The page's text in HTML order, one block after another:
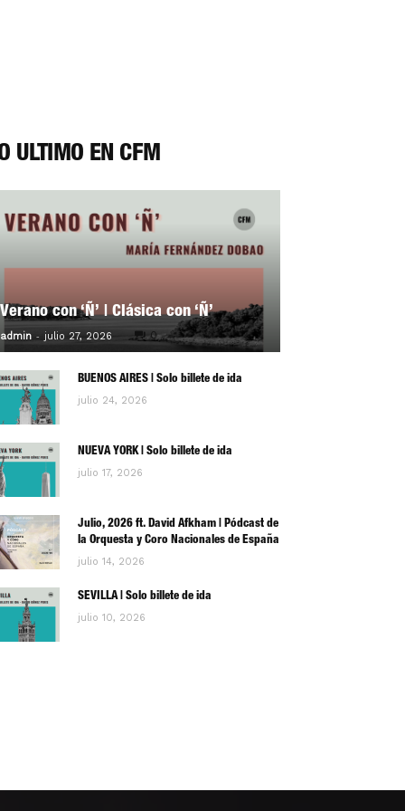
ÚLTIMO EN CFM
Verano con ‘Ñ’ | Clásica con ‘Ñ’
admin - julio 27, 2026 0
BUENOS AIRES | Solo billete de ida
julio 24, 2026
NUEVA YORK | Solo billete de ida
julio 17, 2026
Julio, 2026 ft. David Afkham | Pódcast de
la Orquesta y Coro Nacionales de España
julio 14, 2026
SEVILLA | Solo billete de ida
julio 10, 2026